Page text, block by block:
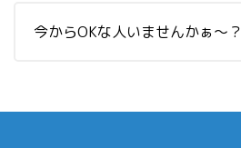
今からOKな人いませんかぁ～？